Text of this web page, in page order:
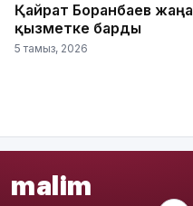
Қайрат Боранбаев жаңа
қызметке барды
5 тамыз, 2026
malim